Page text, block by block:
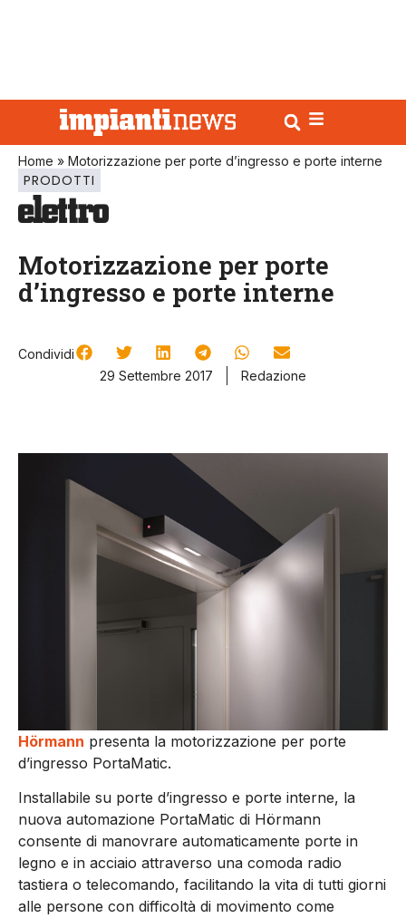
Home » Motorizzazione per porte d’ingresso e porte interne
PRODOTTI
Motorizzazione per porte
d’ingresso e porte interne
Condividi
29 Settembre 2017
Redazione
Hörmann presenta la motorizzazione per porte
d’ingresso PortaMatic.
Installabile su porte d’ingresso e porte interne, la
nuova automazione PortaMatic di Hörmann
consente di manovrare automaticamente porte in
legno e in acciaio attraverso una comoda radio
tastiera o telecomando, facilitando la vita di tutti giorni
alle persone con difficoltà di movimento come